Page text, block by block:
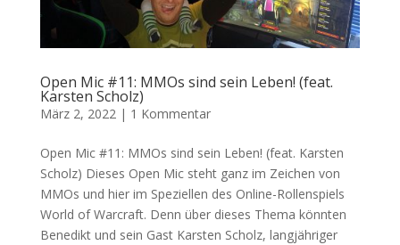
Open Mic #11: MMOs sind sein Leben! (feat.
Karsten Scholz)
März 2, 2022| 1 Kommentar
Open Mic #11: MMOs sind sein Leben! (feat. Karsten
Scholz) Dieses Open Mic steht ganz im Zeichen von
MMOs und hier im Speziellen des Online-Rollenspiels
World of Warcraft. Denn über dieses Thema könnten
Benedikt und sein Gast Karsten Scholz, langjähriger